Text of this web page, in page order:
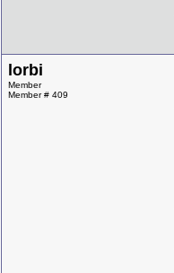
lorbi
Member
Member # 409